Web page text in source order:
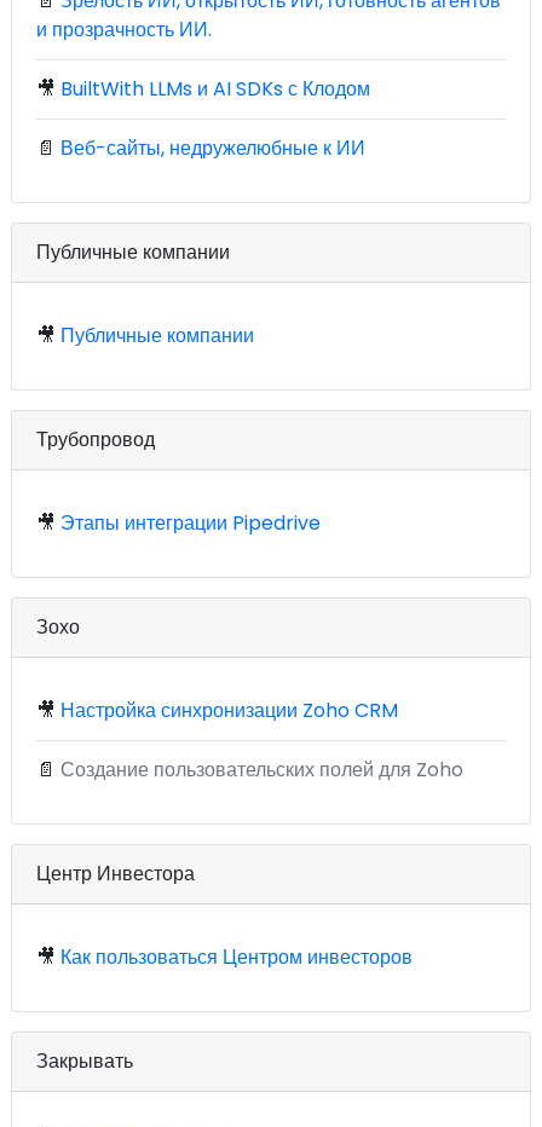
и прозрачность ИИ.
🎥 BuiltWith LLMs и AI SDKs с Клодом
📄 Веб-сайты, недружелюбные к ИИ
Публичные компании
🎥 Публичные компании
Трубопровод
🎥 Этапы интеграции Pipedrive
Зохо
🎥 Настройка синхронизации Zoho CRM
📄 Создание пользовательских полей для Zoho
Центр Инвестора
🎥 Как пользоваться Центром инвесторов
Закрывать